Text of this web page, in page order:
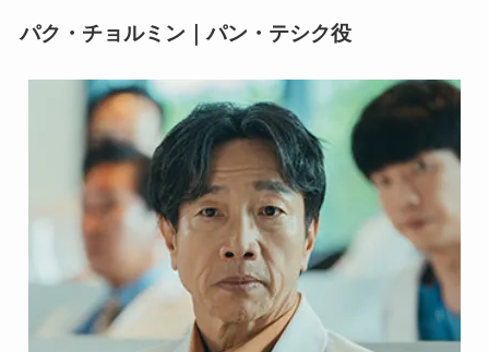
パク・チョルミン｜パン・テシク役